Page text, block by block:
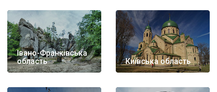
Івано-Франківська
область
Київська область